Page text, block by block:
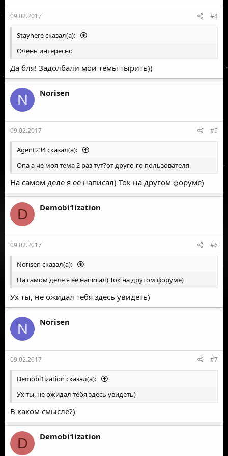
=============
От благодарностей не откажусь)
09.02.2017 #4
Stayhere сказал(а):
Очень интересно
Да бля! Задолбали мои темы тырить))
N Norisen
09.02.2017 #5
Agent234 сказал(а):
Опа а че моя тема 2 раз тут?от друго-го пользователя
На самом деле я её написал) Ток на другом форуме)
D Demobi1ization
09.02.2017 #6
Norisen сказал(а):
На самом деле я её написал) Ток на другом форуме)
Ух ты, не ожидал тебя здесь увидеть)
N Norisen
09.02.2017 #7
Demobi1ization сказал(а):
Ух ты, не ожидал тебя здесь увидеть)
В каком смысле?)
D Demobi1ization